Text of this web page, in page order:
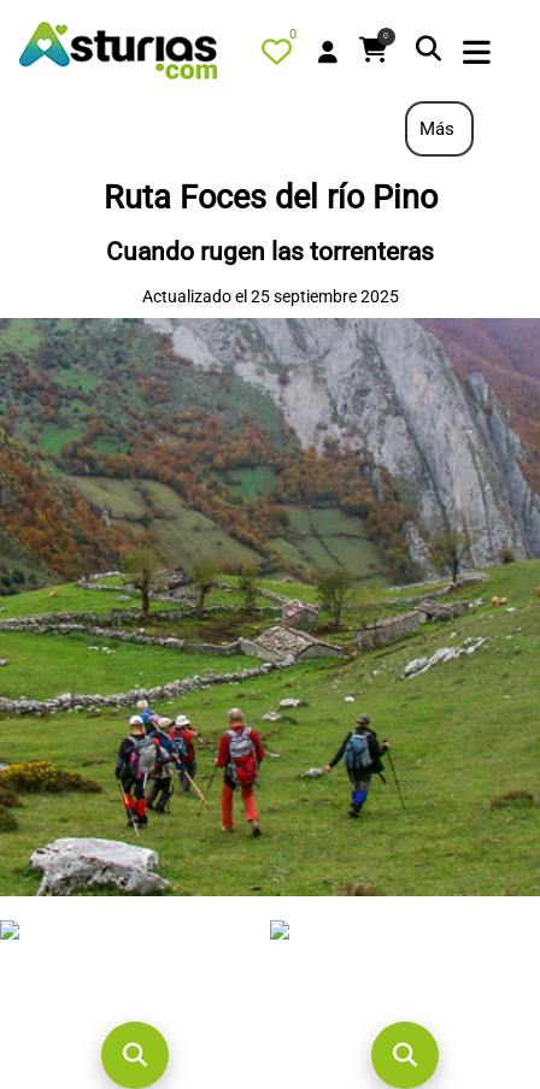
0 0
QUÉ HACER
ALOJAMIENTOS
RESTAURANTES
TURISMO ACTIVO
TIENDA
AGENDA
OFERTAS
CONTACTO
Más
Ruta Foces del río Pino
Cuando rugen las torrenteras
Actualizado el 25 septiembre 2025